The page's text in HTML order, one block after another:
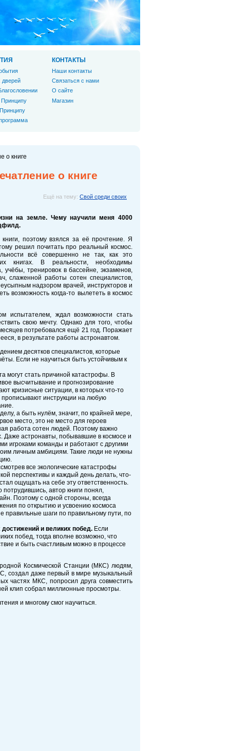
о книге
о книге
Ещё на тему: Свой среди своих
на земле. Чему научили меня 4000
поэтому взялся за её прочтение. Я
решил почитать про реальный космос.
всё совершенно не так, как это
книгах. В реальности, необходимы
учёбы, тренировок в бассейне, экзаменов,
слаженной работы сотен специалистов,
надзором врачей, инструкторов и
возможность когда-то вылететь в космос
испытателем, ждал возможности стать
свою мечту. Однако для того, чтобы
потребовался ещё 21 год. Поражает
в результате работы астронавтом.
десятков специалистов, которые
Если не научиться быть устойчивым к
могут стать причиной катастрофы. В
высчитывание и прогнозирование
кризисные ситуации, в которых что-то
инструкции на любую
а быть нулём, значит, по крайней мере,
место, это не место для героев
работа сотен людей. Поэтому важно
Даже астронавты, побывавшие в космосе и
игроками команды и работают с другими
личным амбициям. Такие люди не нужны
все экологические катастрофы
перспективы и каждый день делать, что-
ощущать на себе эту ответственность.
автор книги понял,
Поэтому с одной стороны, всегда
по открытию и усвоению космоса
правильные шаги по правильному пути, по
и великих побед. Если
побед, тогда вполне возможно, что
и быть счастливым можно в процессе
Космической Станции (МКС) людям,
создал даже первый в мире музыкальный
частях МКС, попросил друга совместить
клип собрал миллионные просмотры.
и многому смог научиться.
дверей
КОНТАКТЫ
Наши контакты
Связаться с нами
О сайте
Магазин